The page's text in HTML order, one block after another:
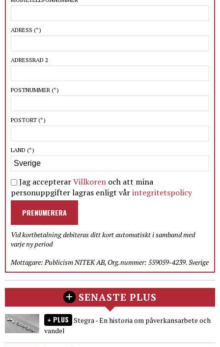
ADRESS (*)
ADRESSRAD 2
POSTNUMMER (*)
POSTORT (*)
LAND (*)
Jag accepterarVillkoren och att mina
personuppgifter lagras enligt vårintegritetspolicy
PRENUMERERA
Vid kortbetalning debiteras ditt kort automatiskt i samband med
varje ny period
Mottagare: Publicism NITEK AB, Org.nummer: 559059-4239. Sverige
SENASTE PLUS
PLUS Stegra - En historia om påverkansarbete och
vandel